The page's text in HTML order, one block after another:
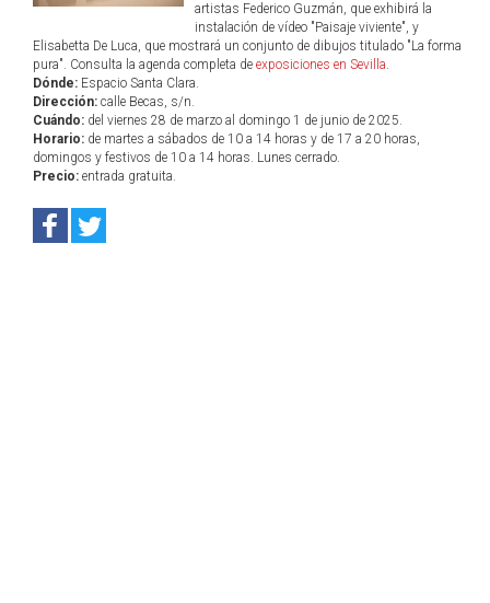
artistas Federico Guzmán, que exhibirá la
instalación de vídeo "Paisaje viviente", y
Elisabetta De Luca, que mostrará un conjunto de dibujos titulado "La forma
pura". Consulta la agenda completa de exposiciones en Sevilla.
Dónde: Espacio Santa Clara.
Dirección: calle Becas, s/n.
Cuándo: del viernes 28 de marzo al domingo 1 de junio de 2025.
Horario: de martes a sábados de 10 a 14 horas y de 17 a 20 horas,
domingos y festivos de 10 a 14 horas. Lunes cerrado.
Precio: entrada gratuita.